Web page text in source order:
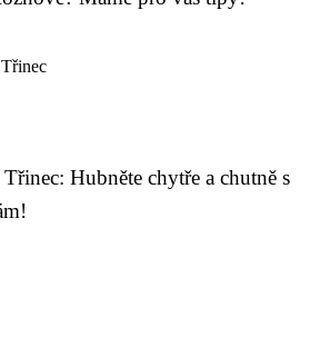
Hubněte chytře a chutně s